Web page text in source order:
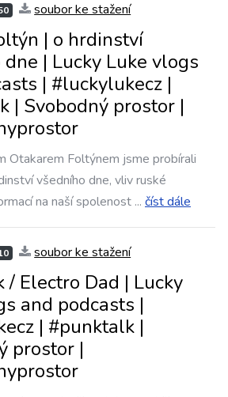
soubor ke stažení
| o hrdinství
| Lucky Luke vlogs
| #luckylukecz |
| Svobodný prostor |
Otakarem Foltýnem jsme probírali
všedního dne, vliv ruské
na naší spolenost ... číst dále
soubor ke stažení
/ Electro Dad | Lucky
and podcasts |
| #punktalk |
prostor |